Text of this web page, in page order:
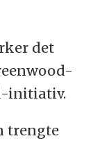
det
initiativ.
trengte